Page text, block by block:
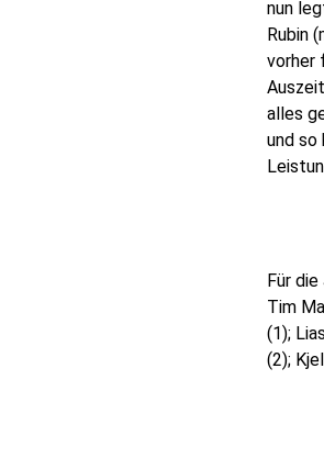
nun
Rubin
vorher
alles
und so
Für
Tim
(1);
(2);